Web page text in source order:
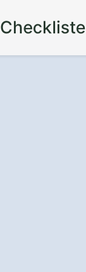
Checkliste